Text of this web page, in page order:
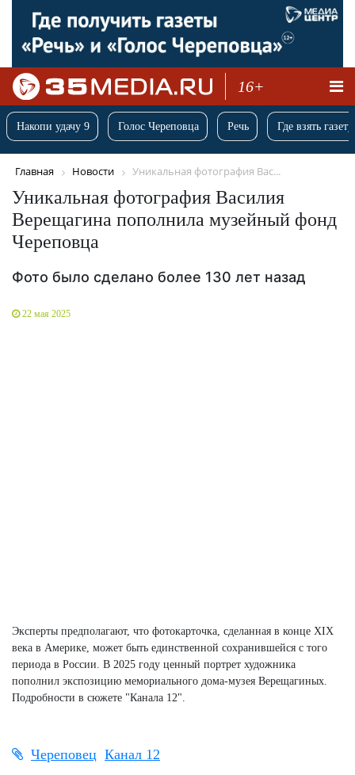
16+
Накопи удачу 9 Голос Череповца Речь Где взять
Главная Новости Уникальная фотография Вас...
Уникальная фотография Василия
Верещагина пополнила музейный фонд
Череповца
Фото было сделано более 130 лет назад
22 мая 2025
Эксперты предполагают, что фотокарточка, сделанная в конце XIX
века в Америке, может быть единственной сохранившейся с того
периода в России. В 2025 году ценный портрет художника
пополнил экспозицию мемориального дома-музея Верещагиных.
Подробности в сюжете "Канала 12".
Череповец Канал 12